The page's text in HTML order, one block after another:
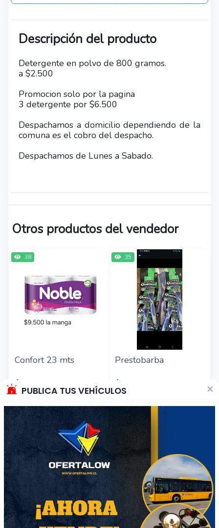
PUBLICA TUS VEHÍCULOS ×
Descripción del producto
Detergente en polvo de 800 gramos.
a $2.500
Promocion solo por la pagina
3 detergente por $6.500
Despachamos a domicilio dependiendo de la
comuna es el cobro del despacho.
Despachamos de Lunes a Sabado.
Otros productos del vendedor
38
Confort 23 mts
$9500
Producto Nuevo
35
Prestobarba
$1200